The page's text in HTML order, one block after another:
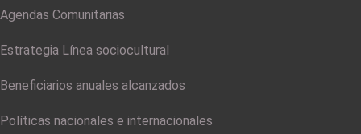
Agendas Comunitarias
Estrategia Línea sociocultural
Beneficiarios anuales alcanzados
Políticas nacionales e internacionales